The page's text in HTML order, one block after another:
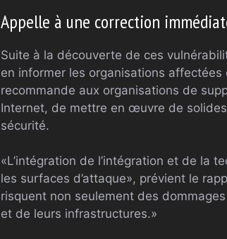
Appelle à une correction
Suite à la découverte de ces
en informer les organisations
recommande aux organisations de
Internet, de mettre en œuvre de
sécurité.
«L’intégration de l’intégration et de la
les surfaces d’attaque», prévient le
risquent non seulement des
et de leurs infrastructures.»